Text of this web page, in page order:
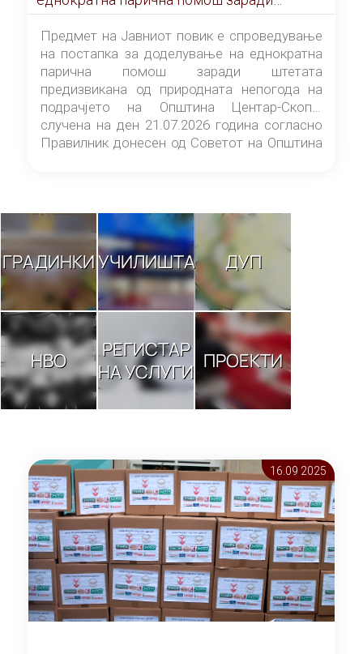
штетата предизвикана од природната
непогода на подрачјето на Општина
Центар-Скопје случена на ден 21.07.2026
година
Предмет на Јавниот повик е спроведување
на постапка за доделување на еднократна
парична помош заради штетата
предизвикана од природната непогода на
подрачјето на Општина Центар-Скопје
случена на ден 21.07.2026 година согласно
Правилник донесен од Советот на Општина
ГРАДИНКИУЧИЛИШТА ДУП
НВО
РЕГИСТАР
НА УСЛУГИ ПРОЕКТИ
16.09 2025